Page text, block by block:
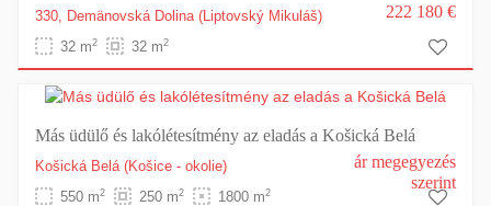
330, Demänovská Dolina (Liptovský Mikuláš)
32 m2 32 m2
222 180 €
Más üdülő és lakólétesítmény az eladás a Košická Belá
Košická Belá (Košice - okolie)
550 m2 250 m2 1800 m2
ár megegyezés
szerint